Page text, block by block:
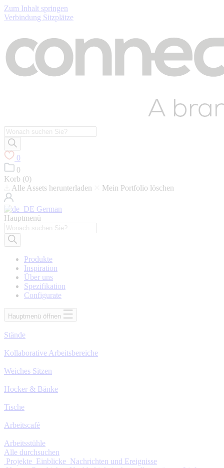
Zum Inhalt springen
Verbindung Sitzplätze
Suche
nach
Produkten
0
0
Korb (0)
Alle Assets herunterladen
Mein Portfolio löschen
German
Hauptmenü
Suche
nach
Produkten
Produkte
Inspiration
Über uns
Spezifikation
Configurate
Hauptmenü öffnen
Stände
Kollaborative Arbeitsbereiche
Weiches Sitzen
Hocker & Bänke
Tische
Arbeitscafé
Arbeitsstühle
Alle durchsuchen
Projekte Einblicke Nachrichten und Ereignisse